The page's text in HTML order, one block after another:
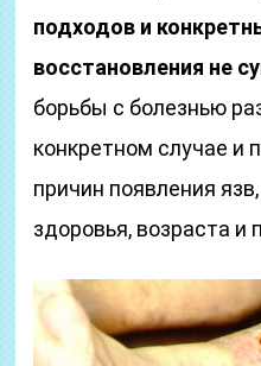
подходов и
восстановления не
борьбы с болезнью
конкретном случае и
причин появления
здоровья, возраста и